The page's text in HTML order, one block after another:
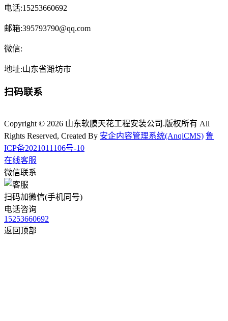
电话:15253660692
邮箱:395793790@qq.com
微信:
地址:山东省潍坊市
扫码联系
Copyright © 2026 山东软膜天花工程安装公司.版权所有 All
Rights Reserved, Created By 安企内容管理系统(AnqiCMS) 鲁
ICP备2021011106号-10
在线客服
微信联系
扫码加微信(手机同号)
电话咨询
15253660692
返回顶部